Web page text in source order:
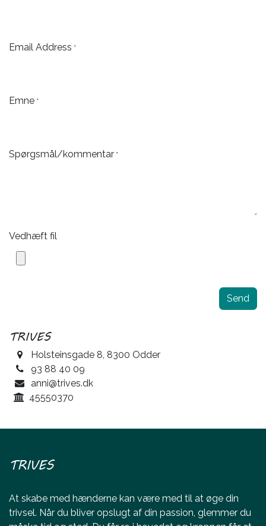
Email Address *
Emne *
Spørgsmål/kommentar *
Vedhæft fil
Send
TRIVES
Holsteinsgade 8, 8300 Odder
93 88 40 09
anni@trives.dk
45550370
TRIVES
At skabe med hænderne kan være med til at øge din
trivsel. Når du bliver opslugt af din passion, glemmer du